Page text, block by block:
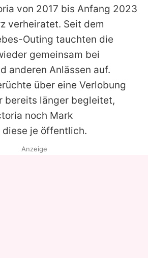
von 2017 bis Anfang 2023
verheiratet. Seit dem
Outing tauchten die
gemeinsam bei
anderen Anlässen auf.
über eine Verlobung
bereits länger begleitet,
noch Mark
je öffentlich.
Anzeige